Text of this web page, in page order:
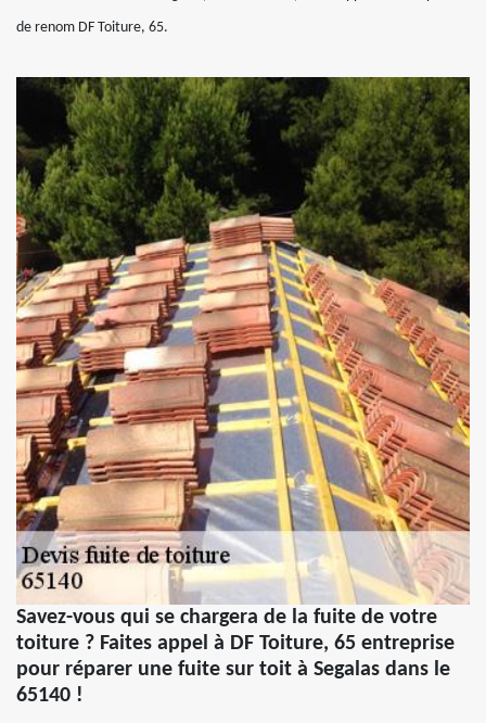
de renom DF Toiture, 65.
Savez-vous qui se chargera de la fuite de votre
toiture ? Faites appel à DF Toiture, 65 entreprise
pour réparer une fuite sur toit à Segalas dans le
65140 !